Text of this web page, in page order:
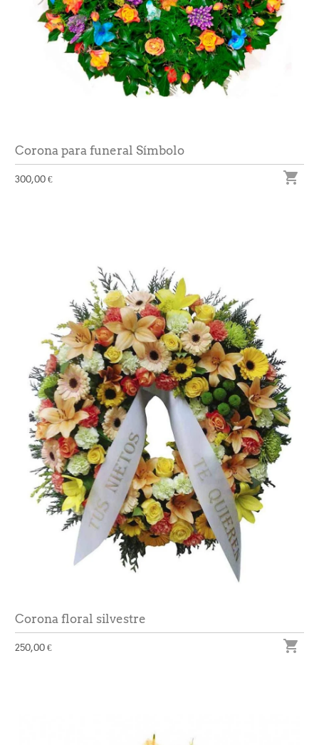
Corona para funeral Símbolo
300,00 € 
Corona floral silvestre
250,00 € 